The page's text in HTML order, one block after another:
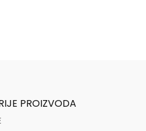
PROIZVODA